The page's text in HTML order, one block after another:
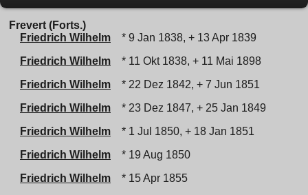
Frevert (Forts.)
Friedrich Wilhelm
* 9 Jan 1838, + 13 Apr 1839
Friedrich Wilhelm
* 11 Okt 1838, + 11 Mai 1898
Friedrich Wilhelm
* 22 Dez 1842, + 7 Jun 1851
Friedrich Wilhelm
* 23 Dez 1847, + 25 Jan 1849
Friedrich Wilhelm
* 1 Jul 1850, + 18 Jan 1851
Friedrich Wilhelm
* 19 Aug 1850
Friedrich Wilhelm
* 15 Apr 1855